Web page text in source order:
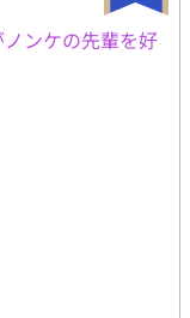
ノンケの先輩を好